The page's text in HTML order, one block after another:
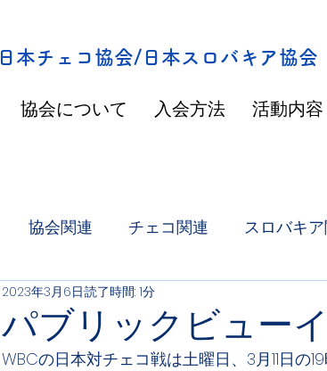
​日本チェコ協会/日本スロバキア協会
協会について 入会方法 活動内容
協会関連 チェコ関連 スロバキ
パブリックビュー
2023年3月6日読了時間: 1分
WBCの日本対チェコ戦は土曜日、3月11日の